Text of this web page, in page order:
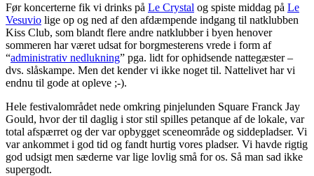
Før koncerterne fik vi drinks på Le Crystal og spiste middag på Le
Vesuvio lige op og ned af den afdæmpende indgang til natklubben
Kiss Club, som blandt flere andre natklubber i byen henover
sommeren har været udsat for borgmesterens vrede i form af
“administrativ nedlukning” pga. lidt for ophidsende nattegæster –
dvs. slåskampe. Men det kender vi ikke noget til. Nattelivet har vi
endnu til gode at opleve ;-).
Hele festivalområdet nede omkring pinjelunden Square Franck Jay
Gould, hvor der til daglig i stor stil spilles petanque af de lokale, var
total afspærret og der var opbygget sceneområde og siddepladser. Vi
var ankommet i god tid og fandt hurtig vores pladser. Vi havde rigtig
god udsigt men sæderne var lige lovlig små for os. Så man sad ikke
supergodt.